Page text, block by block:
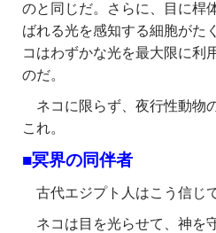
のと同じだ。さらに、目に桿
ばれる光を感知する細胞がた
コはわずかな光を最大限に利
のだ。
ネコに限らず、夜行性動物
これ。
■冥界の同伴者
古代エジプト人はこう信じ
ネコは目を光らせて、神を